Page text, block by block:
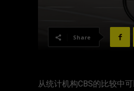
Share
从统计机构CBS的比较中